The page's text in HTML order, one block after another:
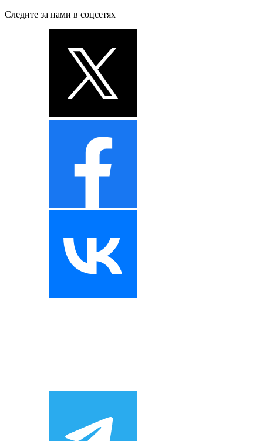
Следите за нами в соцсетях